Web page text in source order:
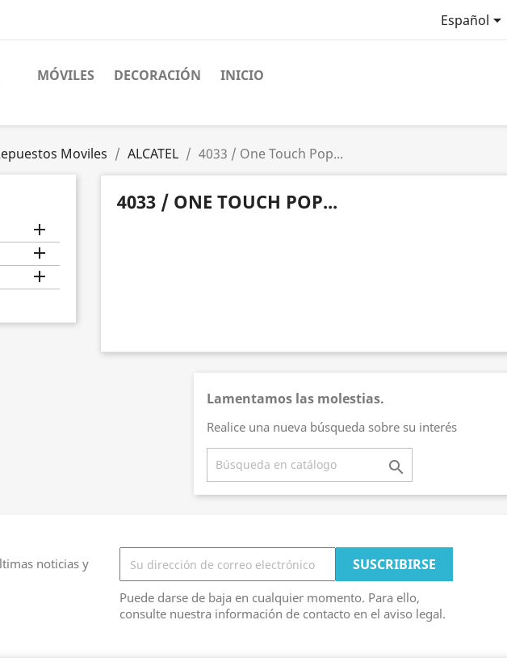
Español
MÓVILES DECORACIÓN INICIO
Moviles ALCATEL 4033 / One Touch Pop...



4033 / ONE TOUCH POP...
Lamentamos las molestias.
Realice una nueva búsqueda sobre su interés

noticias y
Puede darse de baja en cualquier momento. Para ello,
consulte nuestra información de contacto en el aviso legal.